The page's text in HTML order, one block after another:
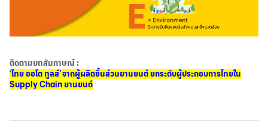
ติดตามบทสัมภาษณ์ :
‘ไทย ออโต ทูลส์’ จากผู้ผลิตชิ้นส่วนยานยนต์ ยกระดับผู้ประกอบการไทยใน
Supply Chain ยานยนต์